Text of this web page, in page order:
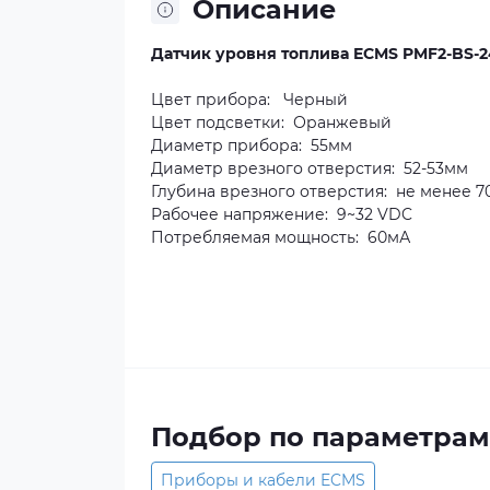
Описание
Датчик уровня топлива ECMS PMF2-BS-
Цвет прибора: Черный
Цвет подсветки: Оранжевый
Диаметр прибора: 55мм
Диаметр врезного отверстия: 52-53мм
Глубина врезного отверстия: не менее
Рабочее напряжение: 9~32 VDC
Потребляемая мощность: 60мА
Подбор по
Приборы и кабели ECMS